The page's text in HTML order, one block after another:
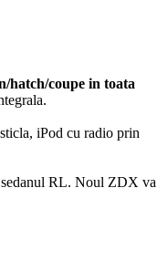
hatch/coupe in toata
iPod cu radio prin
RL. Noul ZDX va